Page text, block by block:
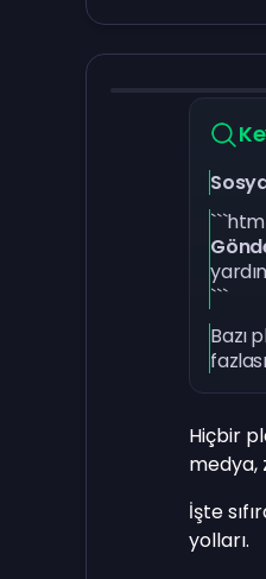
```
Bazı
Hiçbir
medya,
İşte
yolları.